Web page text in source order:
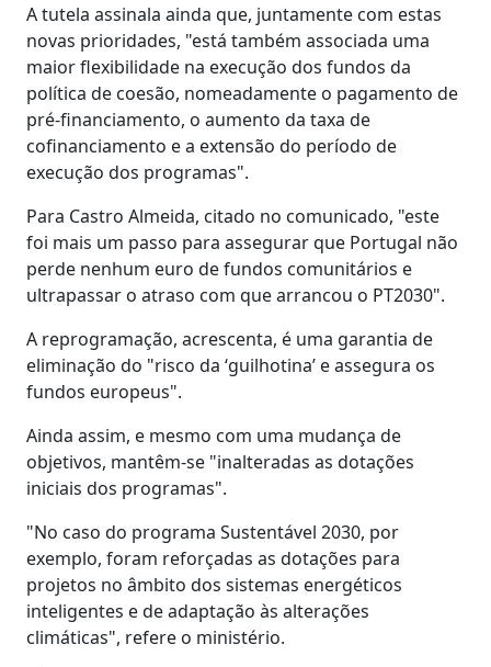
A tutela assinala ainda que, juntamente com estas
novas prioridades, "está também associada uma
maior flexibilidade na execução dos fundos da
política de coesão, nomeadamente o pagamento de
pré-financiamento, o aumento da taxa de
cofinanciamento e a extensão do período de
execução dos programas".
Para Castro Almeida, citado no comunicado, "este
foi mais um passo para assegurar que Portugal não
perde nenhum euro de fundos comunitários e
ultrapassar o atraso com que arrancou o PT2030".
A reprogramação, acrescenta, é uma garantia de
eliminação do "risco da ‘guilhotina’ e assegura os
fundos europeus".
Ainda assim, e mesmo com uma mudança de
objetivos, mantêm-se "inalteradas as dotações
iniciais dos programas".
"No caso do programa Sustentável 2030, por
exemplo, foram reforçadas as dotações para
projetos no âmbito dos sistemas energéticos
inteligentes e de adaptação às alterações
climáticas", refere o ministério.